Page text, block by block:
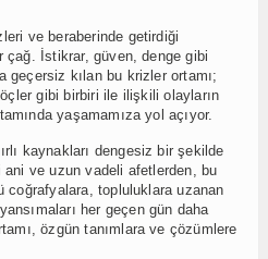
ve beraberinde getirdiği
çağ. İstikrar, güven, denge gibi
geçersiz kılan bu krizler ortamı;
gibi birbiri ile ilişkili olayların
yaşamamıza yol açıyor.
kaynakları dengesiz bir şekilde
ve uzun vadeli afetlerden, bu
coğrafyalara, topluluklara uzanan
her geçen gün daha
özgün tanımlara ve çözümlere